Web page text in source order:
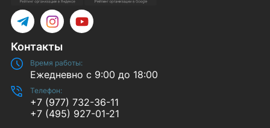
TelegramInstagramYouTube
Контакты
Время работы:
Ежедневно с 9:00 до 18:00
Телефон:
+7 (977) 732-36-11
+7 (495) 927-01-21